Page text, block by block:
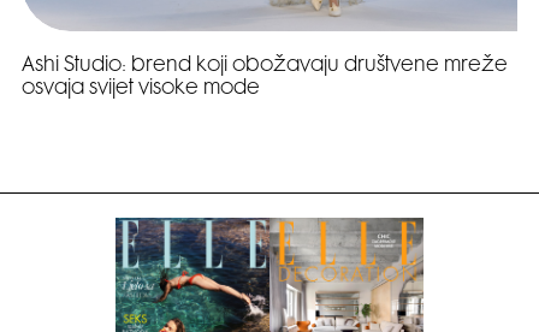
Ashi Studio: brend koji obožavaju društvene mreže
osvaja svijet visoke mode